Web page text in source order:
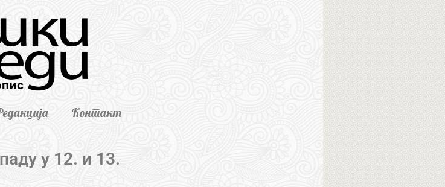
Контакт
у 12. и 13.